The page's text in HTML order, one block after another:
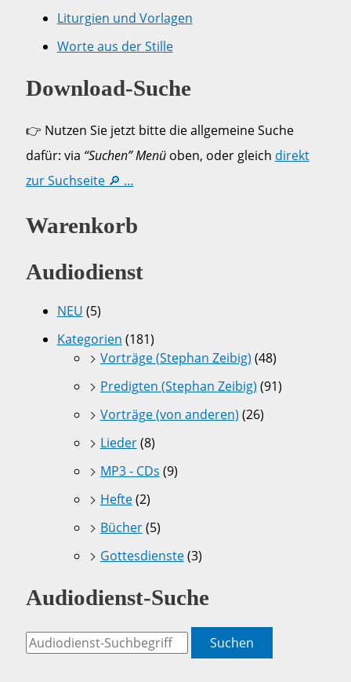
Liturgien und Vorlagen
Worte aus der Stille
Download-Suche
👉 Nutzen Sie jetzt bitte die allgemeine Suche
dafür: via “Suchen” Menüoben, oder gleich direkt
zur Suchseite 🔎 …
Warenkorb
Audiodienst
NEU (5)
Kategorien (181)
Vorträge (Stephan Zeibig) (48)
Predigten (Stephan Zeibig) (91)
Vorträge (von anderen) (26)
Lieder(8)
MP3 - CDs (9)
Hefte(2)
Bücher(5)
Gottesdienste(3)
Audiodienst-Suche
Suchen